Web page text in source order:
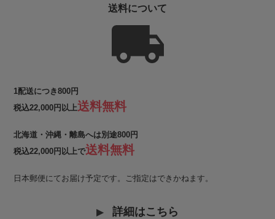
送料について
1配送につき800円
税込22,000円以上送料無料
北海道・沖縄・離島へは別途800円
税込22,000円以上で送料無料
日本郵便にてお届け予定です。ご指定はできかねます。
詳細はこちら